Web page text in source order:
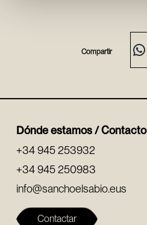
Compartir
Dónde estamos / Contacto
+34 945 253932
+34 945 250983
info@sanchoelsabio.eus
Contactar